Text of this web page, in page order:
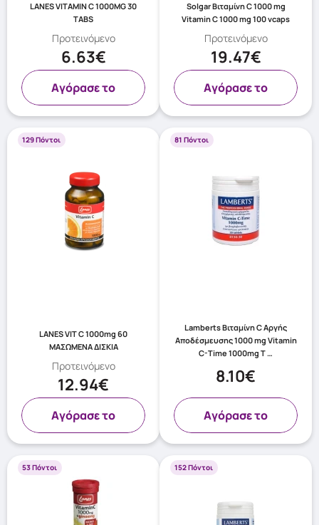
LANES VITAMIN C 1000MG 30
TABS
Προτεινόμενο
6.63€
Aγόρασε το
Solgar Βιταμίνη C 1000 mg
Vitamin C 1000 mg 100 vcaps
Προτεινόμενο
19.47€
Aγόρασε το
129 Πόντοι
LANES VIT C 1000mg 60
ΜΑΣΩΜΕΝΑ ΔΙΣΚΙΑ
Προτεινόμενο
12.94€
Aγόρασε το
81 Πόντοι
Lamberts Βιταμίνη C Αργής
Αποδέσμευσης 1000 mg Vitamin
C-Time 1000mg T …
8.10€
Aγόρασε το
53 Πόντοι 152 Πόντοι